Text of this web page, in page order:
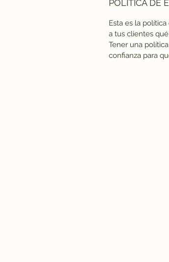
POLÍTICA DE
Esta es la
a tus clientes
Tener una
confianza para